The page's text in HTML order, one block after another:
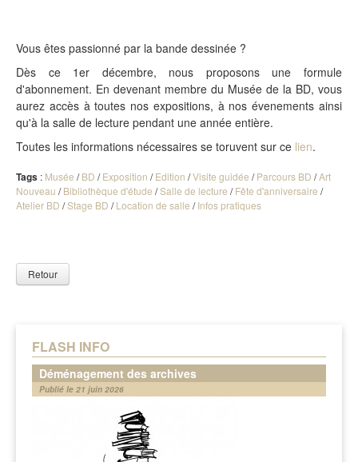
FLASH INFO
Déménagement des archives
Publié le 21 juin 2026
Vous êtes passionné par la bande dessinée ?
Dès ce 1er décembre, nous proposons une formule
d'abonnement. En devenant membre du Musée de la BD, vous
aurez accès à toutes nos expositions, à nos évenements ainsi
qu'à la salle de lecture pendant une année entière.
Toutes les informations nécessaires se toruvent sur ce lien.
Tags : Musée /BD /Exposition /Edition /Visite guidée /Parcours BD /Art
Nouveau /Bibliothèque d'étude /Salle de lecture /Fête d'anniversaire /
Atelier BD /Stage BD /Location de salle /Infos pratiques
Retour